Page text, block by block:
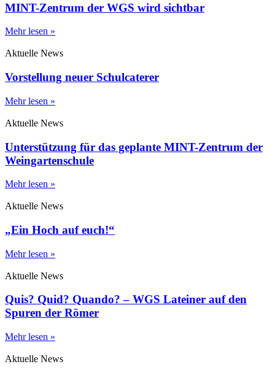
MINT-Zentrum der WGS wird sichtbar
Mehr lesen »
Aktuelle News
Vorstellung neuer Schulcaterer
Mehr lesen »
Aktuelle News
Unterstützung für das geplante MINT-Zentrum der
Weingartenschule
Mehr lesen »
Aktuelle News
„Ein Hoch auf euch!“
Mehr lesen »
Aktuelle News
Quis? Quid? Quando? – WGS Lateiner auf den
Spuren der Römer
Mehr lesen »
Aktuelle News